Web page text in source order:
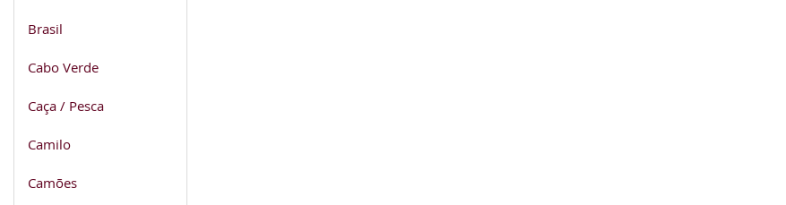
Brasil
Cabo Verde
Caça / Pesca
Camilo
Camões